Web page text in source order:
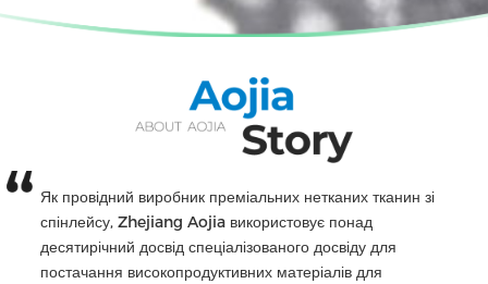
Як провідний виробник преміальних нетканих тканин зі
спінлейсу, Zhejiang Aojia використовує понад
десятирічний досвід спеціалізованого досвіду для
постачання високопродуктивних матеріалів для